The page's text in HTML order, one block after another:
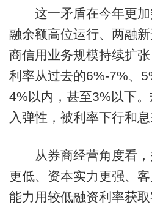
这一矛盾在今年更加
融余额高位运行、两融
商信用业务规模持续扩
利率从过去的6%-7%、
4%以内，甚至3%以下
入弹性，被利率下行和息
从券商经营角度看，
更低、资本实力更强、
能力用较低融资利率获